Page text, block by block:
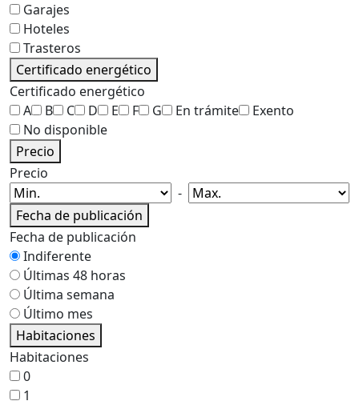
Garajes
Hoteles
Trasteros
Certificado energético
Certificado energético
A
B C D E F G En trámite
Exento
No disponible
Precio
Precio
-
Fecha de publicación
Fecha de publicación
Indiferente
Últimas 48 horas
Última semana
Último mes
Habitaciones
Habitaciones
0
1